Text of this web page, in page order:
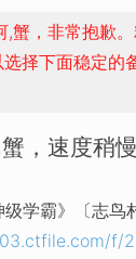
,蟹，非常抱歉
选择下面稳定的
，速度稍
级学霸》〔志鸟
f/